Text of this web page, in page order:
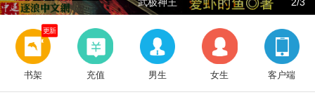
书架
更新
充值 男生 女生 客户端